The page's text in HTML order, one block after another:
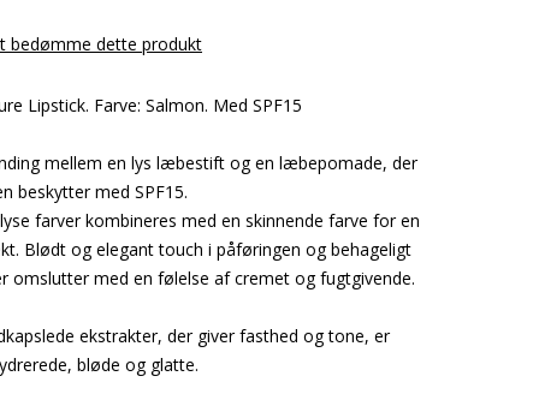
bedømme dette produkt
Lipstick. Farve: Salmon. Med SPF15
mellem en lys læbestift og en læbepomade, der
beskytter med SPF15.
farver kombineres med en skinnende farve for en
Blødt og elegant touch i påføringen og behageligt
omslutter med en følelse af cremet og fugtgivende.
ekstrakter, der giver fasthed og tone, er
bløde og glatte.